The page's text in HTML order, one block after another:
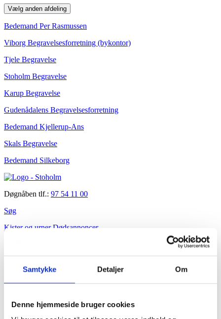
Samtykke Detaljer Om
Denne hjemmeside bruger cookies
Vælg anden afdeling
Bedemand Per Rasmussen
Viborg Begravelsesforretning (bykontor)
Tjele Begravelse
Stoholm Begravelse
Karup Begravelse
Gudenådalens Begravelsesforretning
Bedemand Kjellerup-Ans
Skals Begravelse
Bedemand Silkeborg
Døgnåben tlf.: 97 54 11 00
Søg
Kister og urner Dødsannoncer
Velkommen